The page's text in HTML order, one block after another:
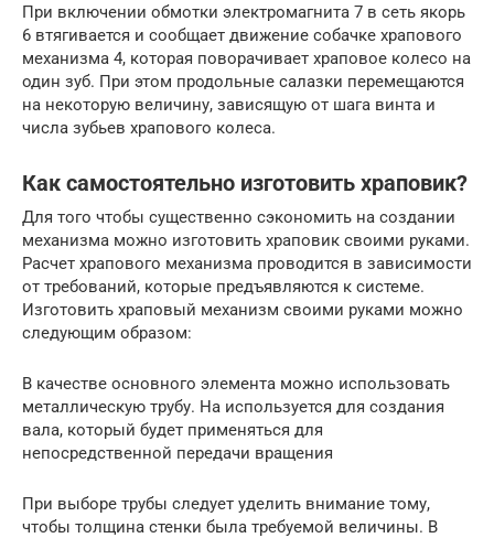
При включении обмотки электромагнита 7 в сеть якорь
6 втягивается и сообщает движение собачке храпового
механизма 4, которая поворачивает храповое колесо на
один зуб. При этом продольные салазки перемещаются
на некоторую величину, зависящую от шага винта и
числа зубьев храпового колеса.
Как самостоятельно изготовить храповик?
Для того чтобы существенно сэкономить на создании
механизма можно изготовить храповик своими руками.
Расчет храпового механизма проводится в зависимости
от требований, которые предъявляются к системе.
Изготовить храповый механизм своими руками можно
следующим образом:
В качестве основного элемента можно использовать
металлическую трубу. На используется для создания
вала, который будет применяться для
непосредственной передачи вращения
При выборе трубы следует уделить внимание тому,
чтобы толщина стенки была требуемой величины. В